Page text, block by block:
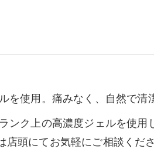
使用。痛みなく、自然で清
ク上の高濃度ジェルを使
頭にてお気軽にご相談くださ